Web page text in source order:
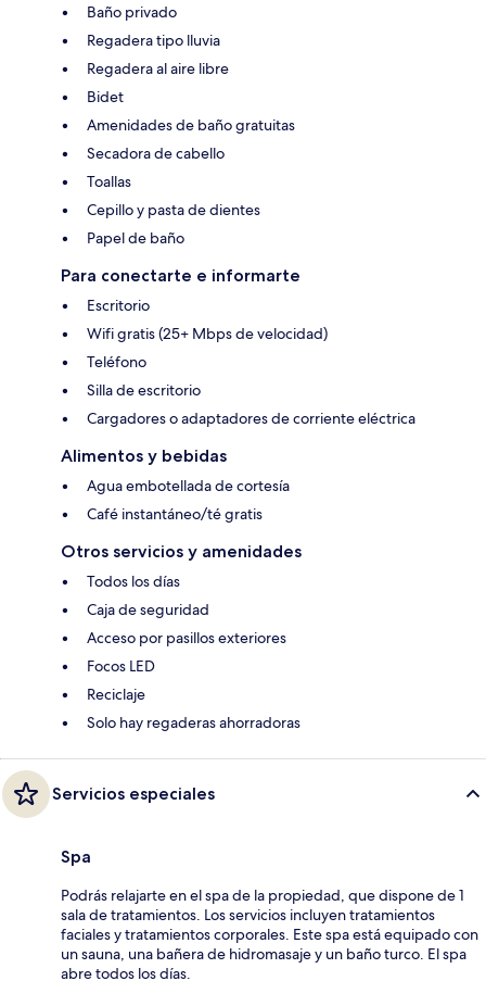
Baño privado
Regadera tipo lluvia
Regadera al aire libre
Bidet
Amenidades de baño gratuitas
Secadora de cabello
Toallas
Cepillo y pasta de dientes
Papel de baño
Para conectarte e informarte
Escritorio
Wifi gratis (25+ Mbps de velocidad)
Teléfono
Silla de escritorio
Cargadores o adaptadores de corriente eléctrica
Alimentos y bebidas
Agua embotellada de cortesía
Café instantáneo/té gratis
Otros servicios y amenidades
Todos los días
Caja de seguridad
Acceso por pasillos exteriores
Focos LED
Reciclaje
Solo hay regaderas ahorradoras
Servicios especiales
Spa
Podrás relajarte en el spa de la propiedad, que dispone de 1
sala de tratamientos. Los servicios incluyen tratamientos
faciales y tratamientos corporales. Este spa está equipado con
un sauna, una bañera de hidromasaje y un baño turco. El spa
abre todos los días.